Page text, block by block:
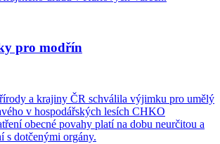
pro modřín
a krajiny ČR schválila výjimku pro umělý
v hospodářských lesích CHKO
obecné povahy platí na dobu neurčitou a
s dotčenými orgány.